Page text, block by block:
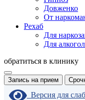
Довженко
От
Рехаб
Для
Для
обратиться в клинику
Запись на прием
Версия для